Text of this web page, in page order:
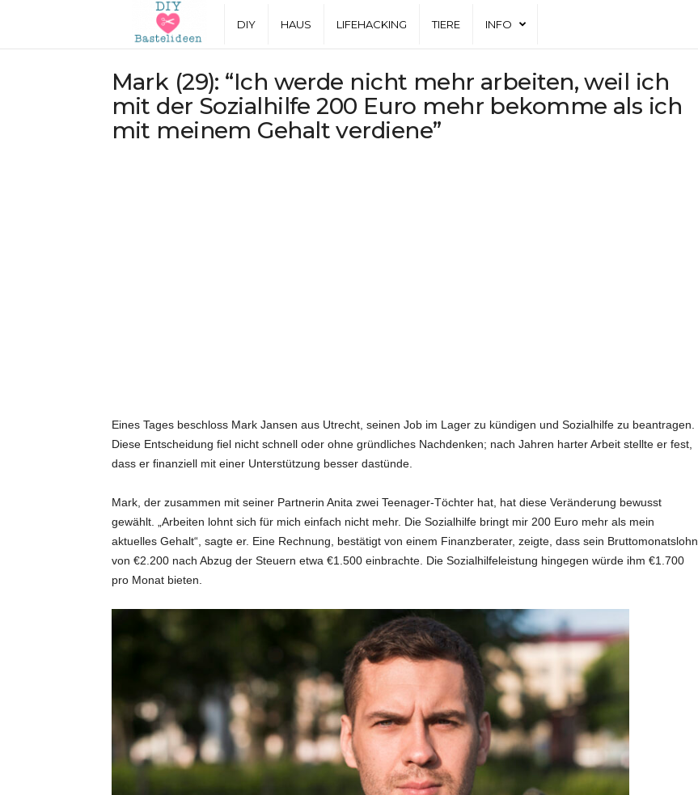
Y
B
d
e
e
n
DIY HAUS LIFEHACKING TIERE INFO
Mark (29): “Ich werde nicht mehr arbeiten, weil ich
mit der Sozialhilfe 200 Euro mehr bekomme als ich
mit meinem Gehalt verdiene”
Eines Tages beschloss Mark Jansen aus Utrecht, seinen Job im Lager zu kündigen und Sozialhilfe zu beantragen.
Diese Entscheidung fiel nicht schnell oder ohne gründliches Nachdenken; nach Jahren harter Arbeit stellte er fest,
dass er finanziell mit einer Unterstützung besser dastünde.
Mark, der zusammen mit seiner Partnerin Anita zwei Teenager-Töchter hat, hat diese Veränderung bewusst
gewählt. „Arbeiten lohnt sich für mich einfach nicht mehr. Die Sozialhilfe bringt mir 200 Euro mehr als mein
aktuelles Gehalt“, sagte er. Eine Rechnung, bestätigt von einem Finanzberater, zeigte, dass sein Bruttomonatslohn
von €2.200 nach Abzug der Steuern etwa €1.500 einbrachte. Die Sozialhilfeleistung hingegen würde ihm €1.700
pro Monat bieten.